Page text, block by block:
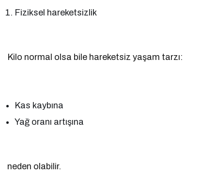
Fiziksel hareketsizlik
Kilo normal olsa bile hareketsiz yaşam tarzı:
Kas kaybına
Yağ oranı artışına
neden olabilir.